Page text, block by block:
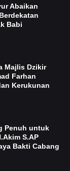
Abaikan
Babi
Majlis Dzikir
Farhan
Kerukunan
Penuh untuk
S.AP
Bakti Cabang